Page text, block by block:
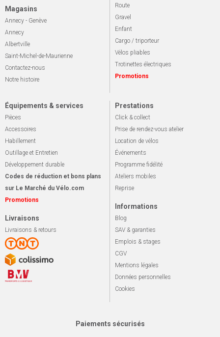
Magasins
Annecy - Genève
Annecy
Albertville
Saint-Michel-de-Maurienne
Contactez-nous
Notre histoire
Route
Gravel
Enfant
Cargo / triporteur
Vélos pliables
Trotinettes électriques
Promotions
Équipements & services
Pièces
Accessoires
Habillement
Outillage et Entretien
Développement durable
Codes de réduction et bons plans
sur Le Marché du Vélo.com
Promotions
Livraisons
Livraisons & retours
Prestations
Click & collect
Prise de rendez-vous atelier
Location de vélos
Événements
Programme fidélité
Ateliers mobiles
Reprise
Informations
Blog
SAV & garanties
Emplois & stages
CGV
Mentions légales
Données personnelles
Cookies
Paiements sécurisés